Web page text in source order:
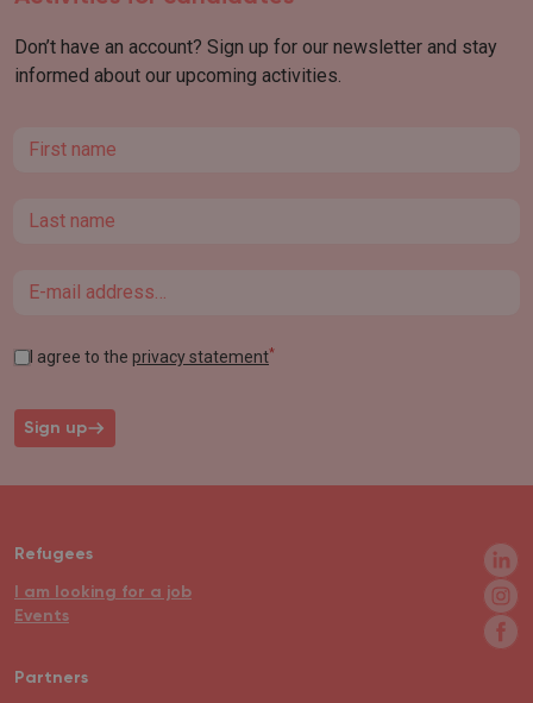
Don’t have an account? Sign up for our newsletter and stay
informed about our upcoming activities.
First name
Last name
Email
I agree to the privacy statement*
Sign up
Refugees
I am looking for a job
Events
Partners